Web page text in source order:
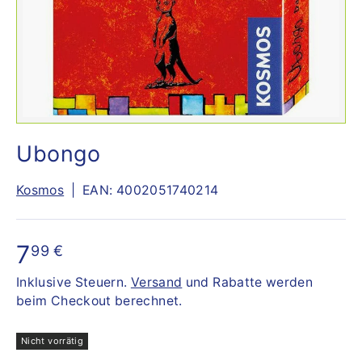
Ubongo
Kosmos EAN: 4002051740214
799 €
Inklusive Steuern. Versand und Rabatte werden
beim Checkout berechnet.
Nicht vorrätig